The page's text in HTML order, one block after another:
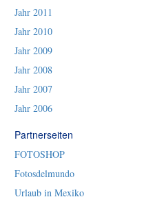
Jahr 2011
Jahr 2010
Jahr 2009
Jahr 2008
Jahr 2007
Jahr 2006
Partnerseiten
FOTOSHOP
Fotosdelmundo
Urlaub in Mexiko